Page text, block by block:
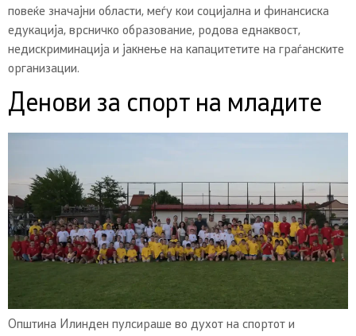
повеќе значајни области, меѓу кои социјална и финансиска
едукација, врсничко образование, родова еднаквост,
недискриминација и јакнење на капацитетите на граѓанските
организации.
Денови за спорт на младите
Општина Илинден пулсираше во духот на спортот и